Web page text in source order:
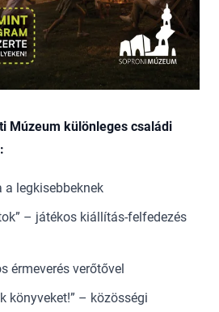
Múzeum különleges családi
a legkisebbeknek
– játékos kiállítás-felfedezés
érmeverés verőtővel
könyveket!” – közösségi